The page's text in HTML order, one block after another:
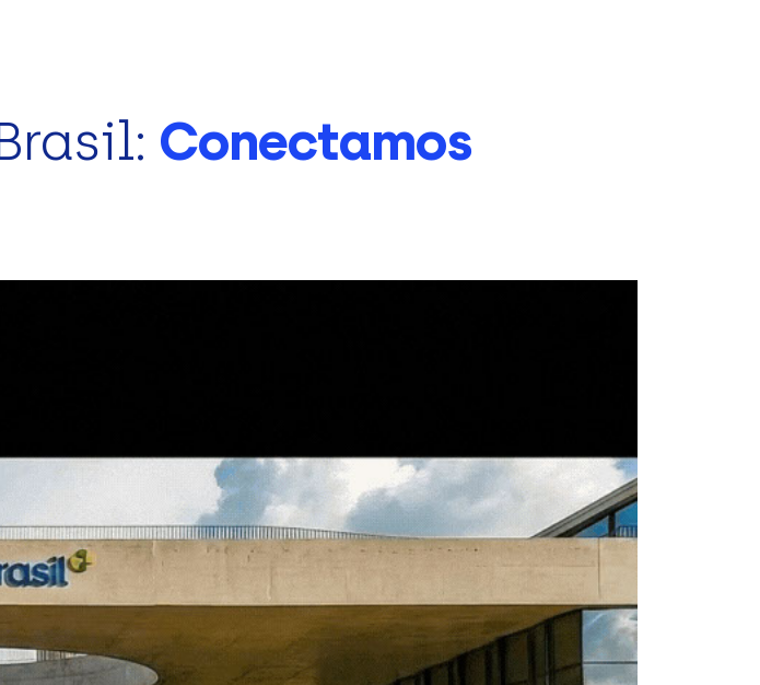
Conectamos